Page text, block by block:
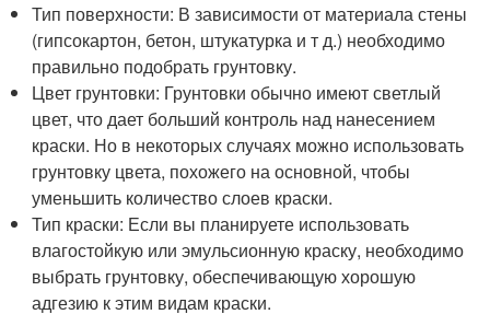
Тип поверхности: В зависимости от материала стены
(гипсокартон, бетон, штукатурка и т д.) необходимо
правильно подобрать грунтовку.
Цвет грунтовки: Грунтовки обычно имеют светлый
цвет, что дает больший контроль над нанесением
краски. Но в некоторых случаях можно использовать
грунтовку цвета, похожего на основной, чтобы
уменьшить количество слоев краски.
Тип краски: Если вы планируете использовать
влагостойкую или эмульсионную краску, необходимо
выбрать грунтовку, обеспечивающую хорошую
адгезию к этим видам краски.